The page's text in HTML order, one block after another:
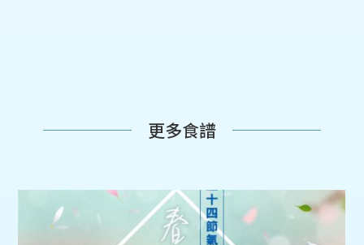
更多食譜